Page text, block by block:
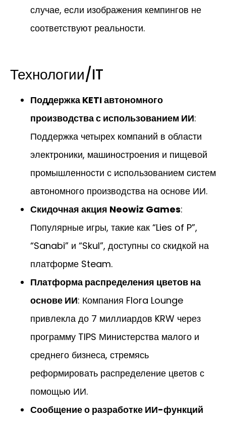
случае, если изображения кемпингов не
соответствуют реальности.
Технологии/IT
Поддержка KETI автономного
производства с использованием ИИ:
Поддержка четырех компаний в области
электроники, машиностроения и пищевой
промышленности с использованием систем
автономного производства на основе ИИ.
Скидочная акция Neowiz Games:
Популярные игры, такие как “Lies of P”,
“Sanabi” и “Skul”, доступны со скидкой на
платформе Steam.
Платформа распределения цветов на
основе ИИ: Компания Flora Lounge
привлекла до 7 миллиардов KRW через
программу TIPS Министерства малого и
среднего бизнеса, стремясь
реформировать распределение цветов с
помощью ИИ.
Сообщение о разработке ИИ-функций